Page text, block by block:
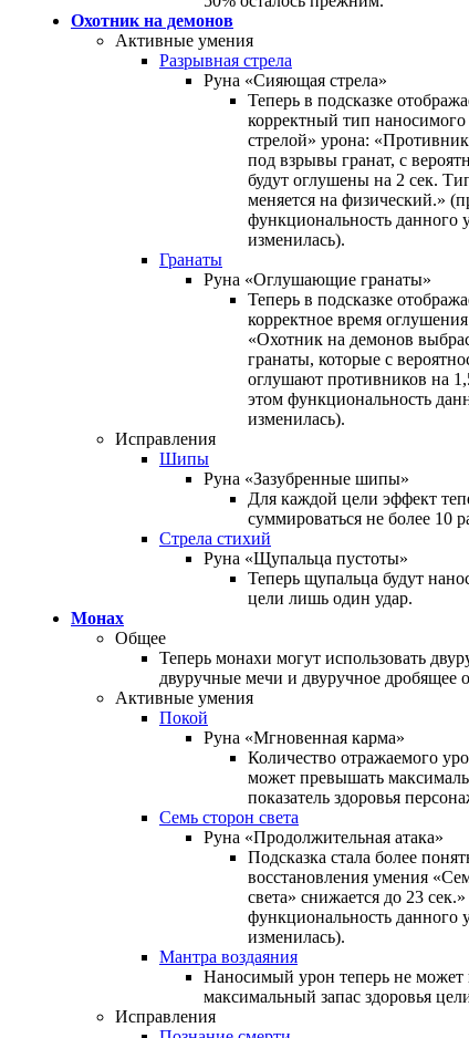
Охотник на демонов
Активные умения
Разрывная стрела
Руна «Сияющая стрела»
Теперь в подсказке
корректный тип
стрелой» урона:
под взрывы гранат, с
будут оглушены на 2 сек.
меняется на физический.»
функциональность данного
изменилась).
Гранаты
Руна «Оглушающие гранаты»
Теперь в подсказке
корректное время
«Охотник на демонов
гранаты, которые с
оглушают противников на
этом функциональность
изменилась).
Исправления
Шипы
Руна «Зазубренные шипы»
Для каждой цели эффект
суммироваться не более 10
Стрела стихий
Руна «Щупальца пустоты»
Теперь щупальца будут
цели лишь один удар.
Монах
Общее
Теперь монахи могут использовать
двуручные мечи и двуручное дробящее
Активные умения
Покой
Руна «Мгновенная карма»
Количество отражаемого
может превышать
показатель здоровья
Семь сторон света
Руна «Продолжительная атака»
Подсказка стала более
восстановления умения
света» снижается до 23
функциональность данного
изменилась).
Мантра воздаяния
Наносимый урон теперь не может
максимальный запас здоровья
Исправления